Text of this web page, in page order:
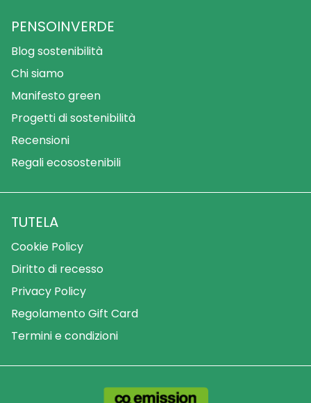
PENSOINVERDE
Blog sostenibilità
Chi siamo
Manifesto green
Progetti di sostenibilità
Recensioni
Regali ecosostenibili
TUTELA
Cookie Policy
Diritto di recesso
Privacy Policy
Regolamento Gift Card
Termini e condizioni